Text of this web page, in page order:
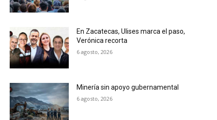
En Zacatecas, Ulises marca el paso,
Verónica recorta
6 agosto, 2026
Minería sin apoyo gubernamental
6 agosto, 2026